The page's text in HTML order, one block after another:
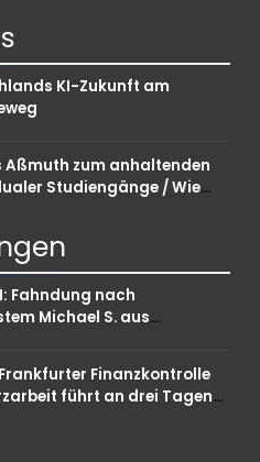
KI-Zukunft am
Aßmuth zum anhaltenden
Studiengänge / Wie
können
Fahndung nach
Michael S. aus
Finanzkontrolle
führt an drei Tagen